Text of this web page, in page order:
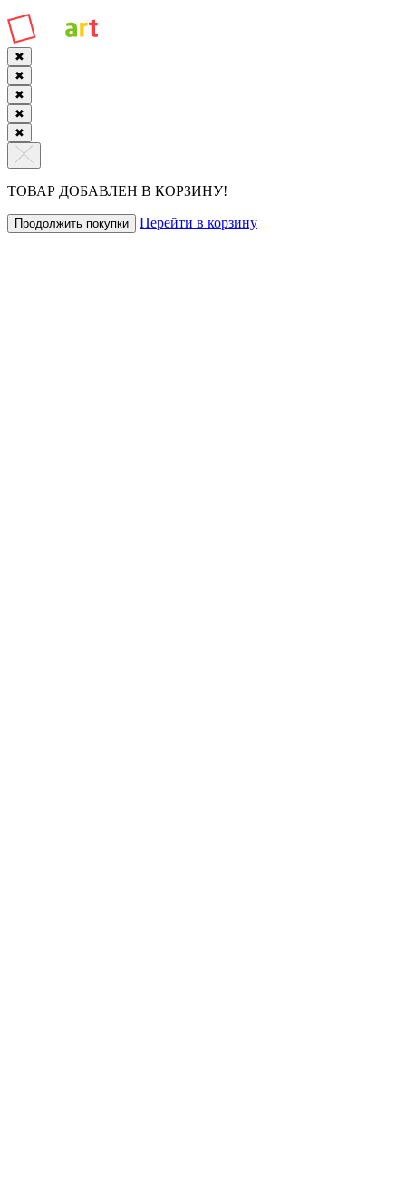
✖
✖
✖
✖
✖
ТОВАР ДОБАВЛЕН В КОРЗИНУ!
Продолжить покупки Перейти в корзину